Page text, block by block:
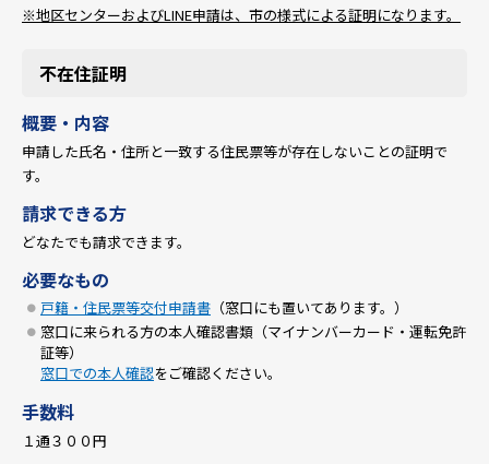
※地区センターおよびLINE申請は、市の様式による証明になります。
不在住証明
概要・内容
申請した氏名・住所と一致する住民票等が存在しないことの証明で
す。
請求できる方
どなたでも請求できます。
必要なもの
戸籍・住民票等交付申請書 （窓口にも置いてあります。）
窓口に来られる方の本人確認書類（マイナンバーカード・運転免許
証等）
窓口での本人確認をご確認ください。
手数料
１通３００円